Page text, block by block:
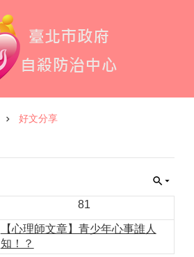
好文分享
81
【心理師文章】青少年心事誰人
知！？